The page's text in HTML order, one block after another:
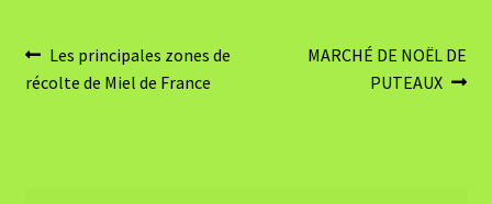
Navigation
de
Article
précédent :
Les principales zones de
récolte de Miel de France
Article
MARCHÉ DE NOËL DE
PUTEAUX